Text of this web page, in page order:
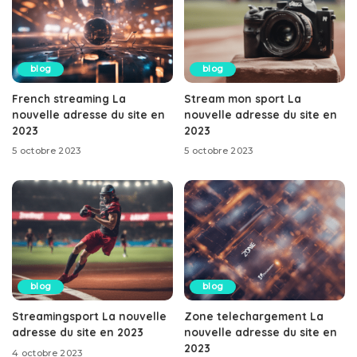
blog
French streaming La
nouvelle adresse du site en
2023
5 octobre 2023
blog
Stream mon sport La
nouvelle adresse du site en
2023
5 octobre 2023
blog
Streamingsport La nouvelle
adresse du site en 2023
4 octobre 2023
blog
Zone telechargement La
nouvelle adresse du site en
2023